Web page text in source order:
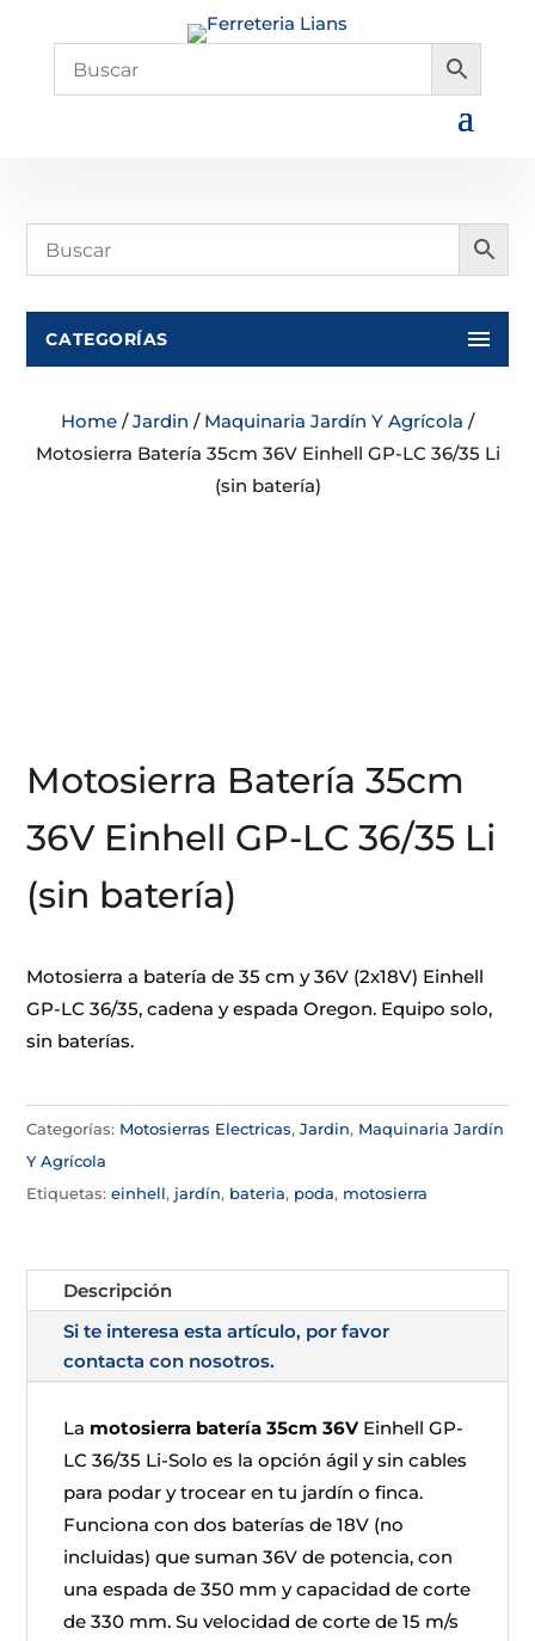
CATEGORÍAS
Home /Jardin / Maquinaria Jardín Y Agrícola /
Motosierra Batería 35cm 36V Einhell GP-LC 36/35 Li
(sin batería)
Motosierra Batería 35cm
36V Einhell GP-LC 36/35 Li
(sin batería)
Motosierra a batería de 35 cm y 36V (2x18V) Einhell
GP-LC 36/35, cadena y espada Oregon. Equipo solo,
sin baterías.
Categorías: Motosierras Electricas,Jardin, Maquinaria Jardín
Y Agrícola
Etiquetas:einhell, jardín, bateria, poda, motosierra
Descripción
Si te interesa esta artículo, por favor
contacta con nosotros.
La motosierra batería 35cm 36VEinhell GP-
LC 36/35 Li-Solo es la opción ágil y sin cables
para podar y trocear en tu jardín o finca.
Funciona con dos baterías de 18V (no
incluidas) que suman 36V de potencia, con
una espada de 350 mm y capacidad de corte
de 330 mm. Su velocidad de corte de 15 m/s